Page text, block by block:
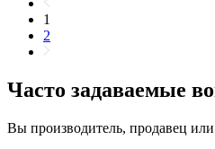
1
2
Часто задаваемые
Вы производитель, продавец